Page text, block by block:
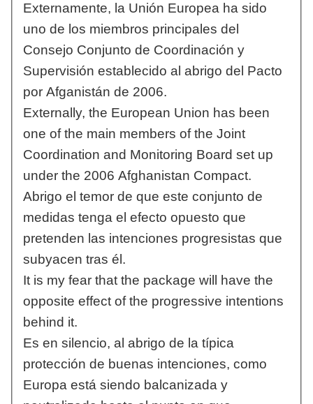
Externamente, la Unión Europea ha sido
uno de los miembros principales del
Consejo Conjunto de Coordinación y
Supervisión establecido al abrigo del Pacto
por Afganistán de 2006.
Externally, the European Union has been
one of the main members of the Joint
Coordination and Monitoring Board set up
under the 2006 Afghanistan Compact.
Abrigo el temor de que este conjunto de
medidas tenga el efecto opuesto que
pretenden las intenciones progresistas que
subyacen tras él.
It is my fear that the package will have the
opposite effect of the progressive intentions
behind it.
Es en silencio, al abrigo de la típica
protección de buenas intenciones, como
Europa está siendo balcanizada y